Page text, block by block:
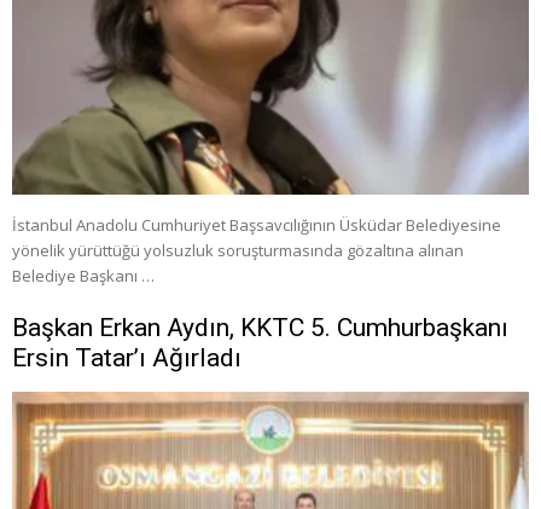
İstanbul Anadolu Cumhuriyet Başsavcılığının Üsküdar Belediyesine
yönelik yürüttüğü yolsuzluk soruşturmasında gözaltına alınan
Belediye Başkanı …
Başkan Erkan Aydın, KKTC 5. Cumhurbaşkanı
Ersin Tatar’ı Ağırladı